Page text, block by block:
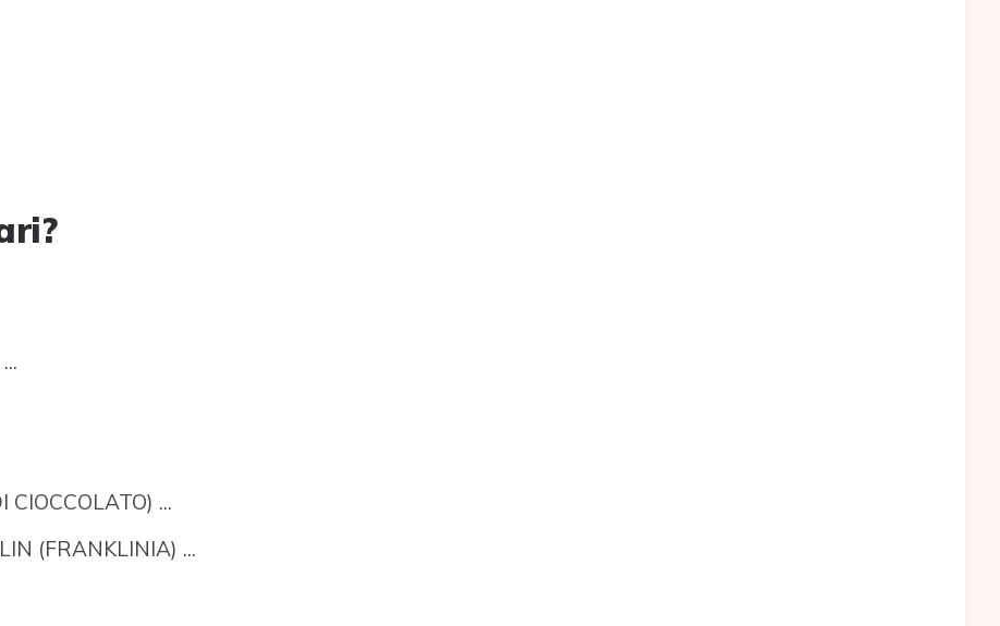
CIOCCOLATO) ...
(FRANKLINIA) ...